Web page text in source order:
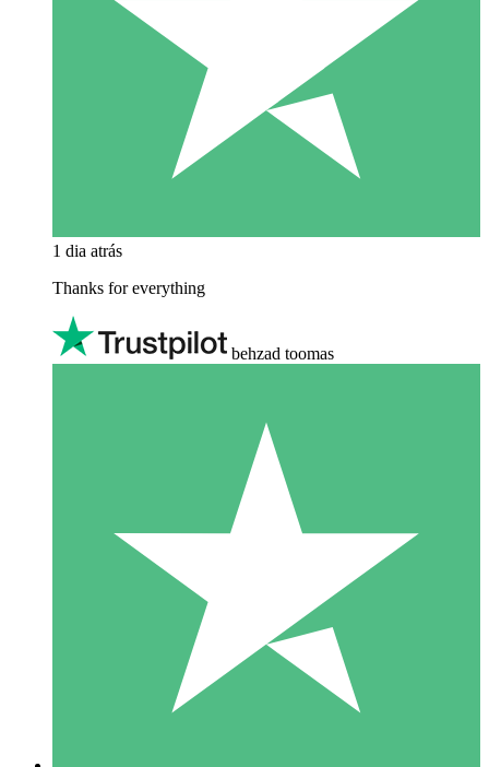
1 dia atrás
Thanks for everything
behzad toomas